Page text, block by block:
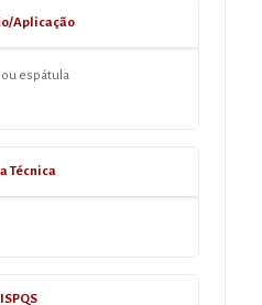
Aplicação
espátula
Técnica